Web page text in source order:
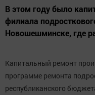
В этом году было
филиала
Новошешминске, где
Капитальный ремонт
программе ремонта
республиканского